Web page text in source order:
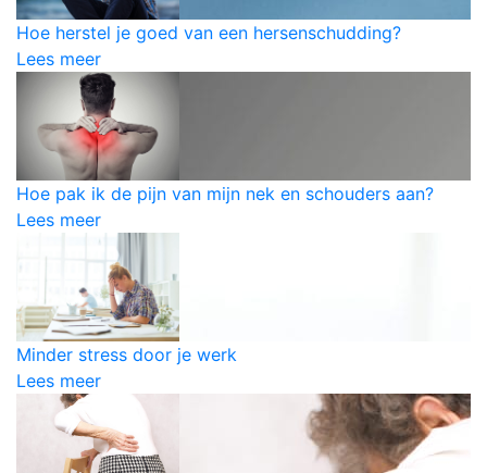
Hoe herstel je goed van een hersenschudding?
Lees meer
Hoe pak ik de pijn van mijn nek en schouders aan?
Lees meer
Minder stress door je werk
Lees meer